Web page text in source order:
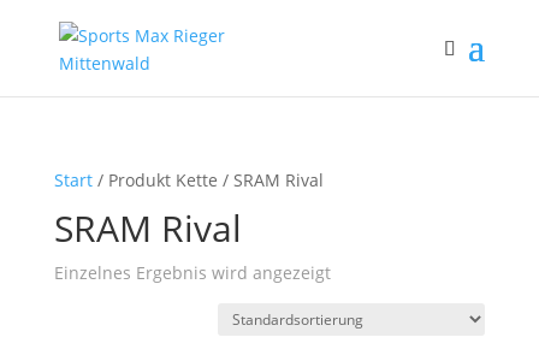
Start/ Produkt Kette / SRAM Rival
SRAM Rival
Einzelnes Ergebnis wird angezeigt